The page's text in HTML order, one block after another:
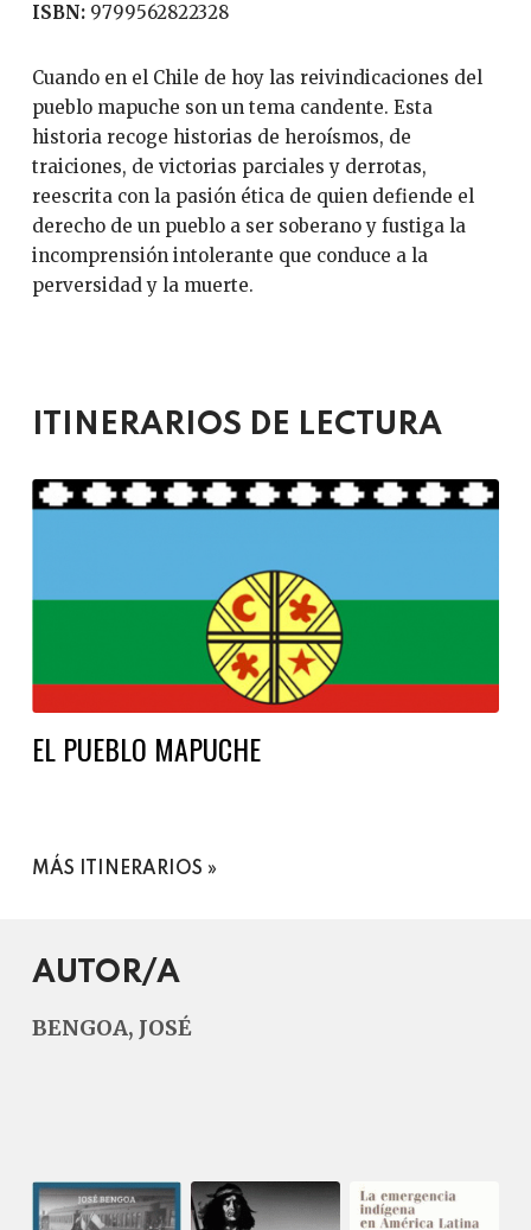
ISBN: 9799562822328
Cuando en el Chile de hoy las reivindicaciones del
pueblo mapuche son un tema candente. Esta
historia recoge historias de heroísmos, de
traiciones, de victorias parciales y derrotas,
reescrita con la pasión ética de quien defiende el
derecho de un pueblo a ser soberano y fustiga la
incomprensión intolerante que conduce a la
perversidad y la muerte.
ITINERARIOS DE LECTURA
EL PUEBLO MAPUCHE
MÁS ITINERARIOS
AUTOR/A
BENGOA, JOSÉ